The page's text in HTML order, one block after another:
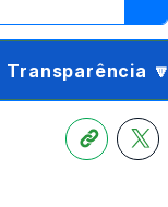
Transparência 🔽